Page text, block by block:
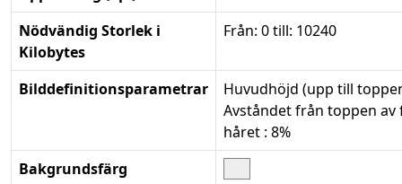
Nödvändig Storlek i
Kilobytes
Från: 0 till: 10240
Bilddefinitionsparametrar
Huvudhöjd (upp till
Avståndet från toppen
håret : 8%
Bakgrundsfärg